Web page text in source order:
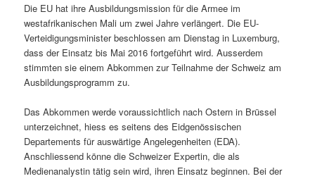
Die EU hat ihre Ausbildungsmission für die Armee im
westafrikanischen Mali um zwei Jahre verlängert. Die EU-
Verteidigungsminister beschlossen am Dienstag in Luxemburg,
dass der Einsatz bis Mai 2016 fortgeführt wird. Ausserdem
stimmten sie einem Abkommen zur Teilnahme der Schweiz am
Ausbildungsprogramm zu.
Das Abkommen werde voraussichtlich nach Ostern in Brüssel
unterzeichnet, hiess es seitens des Eidgenössischen
Departements für auswärtige Angelegenheiten (EDA).
Anschliessend könne die Schweizer Expertin, die als
Medienanalystin tätig sein wird, ihren Einsatz beginnen. Bei der